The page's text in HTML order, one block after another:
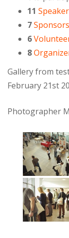
11
7Sponsors
6
8
Gallery from
February 21st
Photographer